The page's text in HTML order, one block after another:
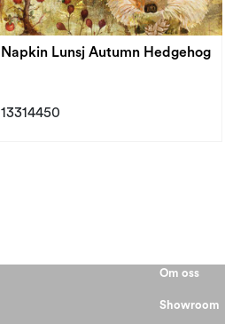
Napkin Lunsj Autumn Hedgehog
13314450
Om oss
Showroom